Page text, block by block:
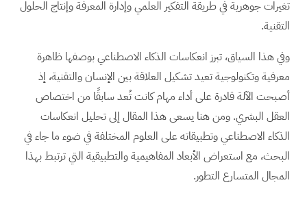
تغيرات جوهرية في طريقة التفكير العلمي وإدارة المعرفة وإنتاج الحلول
التقنية.
وفي هذا السياق، تبرز انعكاسات الذكاء الاصطناعي بوصفها ظاهرة
معرفية وتكنولوجية تعيد تشكيل العلاقة بين الإنسان والتقنية، إذ
أصبحت الآلة قادرة على أداء مهام كانت تُعد سابقًا من اختصاص
العقل البشري. ومن هنا يسعى هذا المقال إلى تحليل انعكاسات
الذكاء الاصطناعي وتطبيقاته على العلوم المختلفة في ضوء ما جاء في
البحث، مع استعراض الأبعاد المفاهيمية والتطبيقية التي ترتبط بهذا
المجال المتسارع التطور.